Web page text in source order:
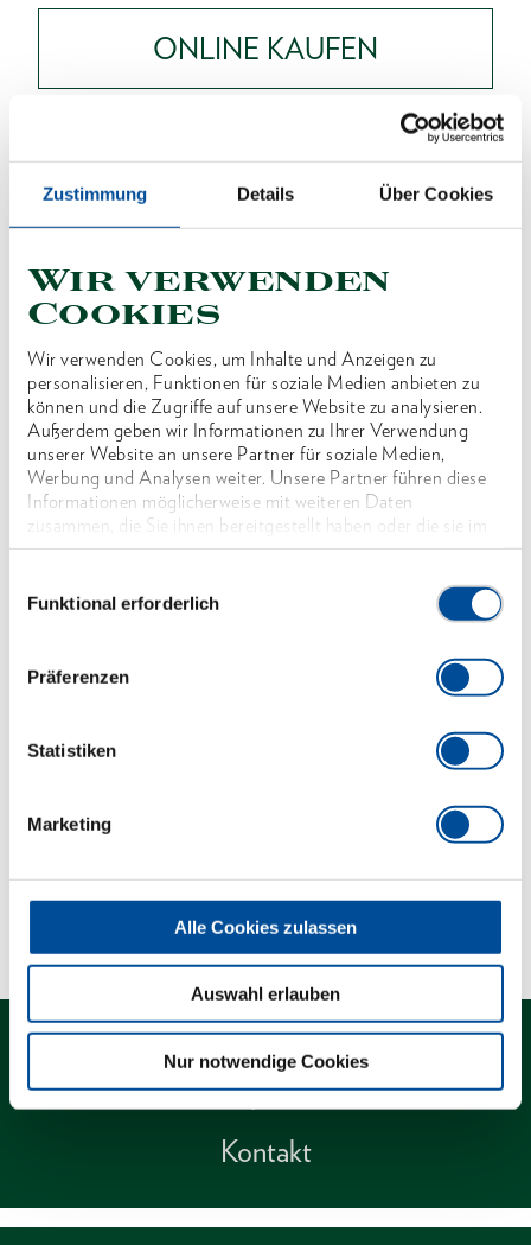
Zustimmung Details Über Cookies
Wir verwenden
Cookies
Wir verwenden Cookies, um Inhalte und Anzeigen zu
personalisieren, Funktionen für soziale Medien anbieten zu
können und die Zugriffe auf unsere Website zu analysieren.
Außerdem geben wir Informationen zu Ihrer Verwendung
unserer Website an unsere Partner für soziale Medien,
Werbung und Analysen weiter. Unsere Partner führen diese
Informationen möglicherweise mit weiteren Daten
zusammen, die Sie ihnen bereitgestellt haben oder die sie im
Rahmen Ihrer Nutzung der Dienste gesammelt haben. Unsere
Funktional erforderlich
Präferenzen
Statistiken
Marketing
Alle Cookies zulassen
Auswahl erlauben
Nur notwendige Cookies
ONLINE KAUFEN
Produktlinie EAN4036976103427
Produktbeschreibung
Kräftige, im Gesenk geschmiedete Ausführung
Einstellskala zum gleichmäßigen Justieren der
Abzughaken. Erlaubt auch bei höchsten
Abzugkräften ein zentrisches und kraftoptimiertes
Abziehen
Verlängerte Abzughaken
Durch Umstecken der Haken als Außen- und
Austauschbare Haken für mehrere Spanntiefen
Nachrüstbar mit Hydraulikspindel (s.Tabelle)
Abmessungen und Gewichte
Lieferumfang
Technische Eigenschaften
Kontakt